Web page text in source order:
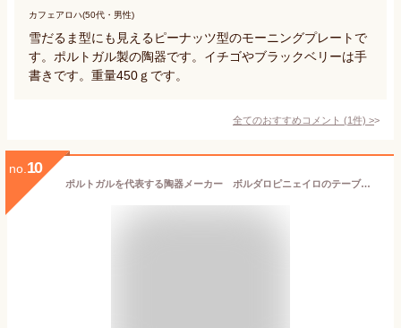
カフェアロハ(50代・男性)
雪だるま型にも見えるピーナッツ型のモーニングプレートで
す。ポルトガル製の陶器です。イチゴやブラックベリーは手
書きです。重量450ｇです。
全てのおすすめコメント (1件) >
no. 10
ポルトガルを代表する陶器メーカー ボルダロピニェイロのテーブルウエア 南欧の豊かなライフスタイルをご家庭に！ 森の木々や草花、動物たちを繊細に表現した バスク ボウル おしゃれなポルトガル食器 レンジOK 食洗器OK 入学 お祝い 母の日